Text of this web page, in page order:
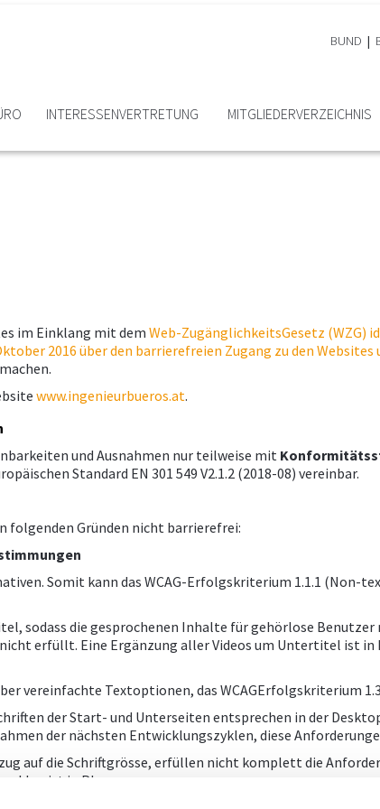
BUND
INTERESSEN­VERTRETUNG MITGLIEDER­VERZEICHNIS
im Einklang mit dem Web-ZugänglichkeitsGesetz (WZG)
2016 über den barrierefreien Zugang zu den
www.ingenieurbueros.at.
und Ausnahmen nur teilweise mit
Standard EN 301 549 V2.1.2 (2018-08) vereinbar.
folgenden Gründen nicht barrierefrei:
Somit kann das WCAG-Erfolgskriterium 1.1.1 (Non-
sodass die gesprochenen Inhalte für gehörlose Benutzer
erfüllt. Eine Ergänzung aller Videos um Untertitel ist in
vereinfachte Textoptionen, das WCAGErfolgskriterium
der Start- und Unterseiten entsprechen in der
der nächsten Entwicklungszyklen, diese
auf die Schriftgrösse, erfüllen nicht komplett die
ist in Planung.